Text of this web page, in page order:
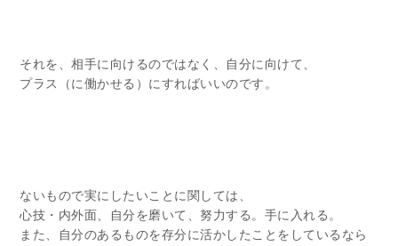
それを、相手に向けるのではなく、自分に向けて、
プラス（に働かせる）にすればいいのです。
ないもので実にしたいことに関しては、
心技・内外面、自分を磨いて、努力する。手に入れる。
また、自分のあるものを存分に活かしたことをしているなら